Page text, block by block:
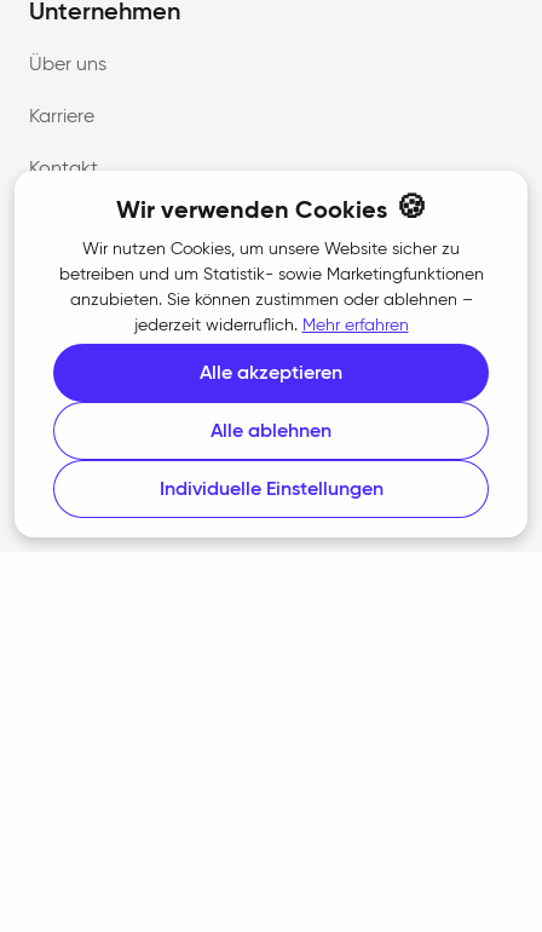
Unternehmen
Über uns
Karriere
Kontakt
Rechtliches
AGB
Datenschutz
Barrierefreiheit
Cookie-Richtlinie
Wir verwenden Cookies🍪
Wir nutzen Cookies, um unsere Website sicher zu
betreiben und um Statistik- sowie Marketingfunktionen
anzubieten. Sie können zustimmen oder ablehnen –
jederzeit widerruflich. Mehr erfahren
Alle akzeptieren
Alle ablehnen
Individuelle Einstellungen